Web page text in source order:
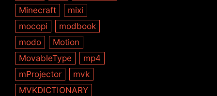
Minecraft
mixi
mocopi
modbook
modo
Motion
MovableType
mp4
mProjector
mvk
MVKDICTIONARY